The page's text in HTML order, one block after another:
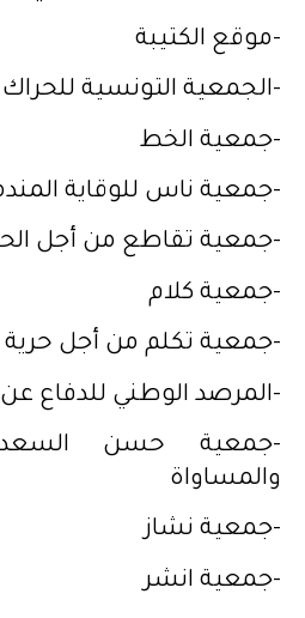
-موقع الكتيبة
-الجمعية التونسية للحراك
-جمعية الخط
-جمعية ناس للوقاية
-جمعية تقاطع من أجل
-جمعية كلام
-جمعية تكلم من أجل حرية
-المرصد الوطني للدفاع عن
-جمعية حسن
والمساواة
-جمعية نشاز
-جمعية انشر